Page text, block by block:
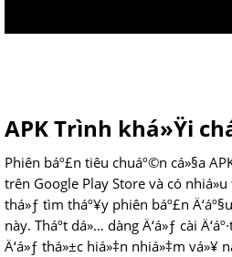
APK Trình khá»Ÿi
Phiên báº£n tiêu chuáº©n cá»§a
trên Google Play Store và có
thá»ƒ tìm tháº¥y phiên báº£n
này. Tháº­t dá»… dàng Ä‘á»ƒ cài
Ä‘á»ƒ thá»±c hiá»‡n nhiá»‡m vá»¥